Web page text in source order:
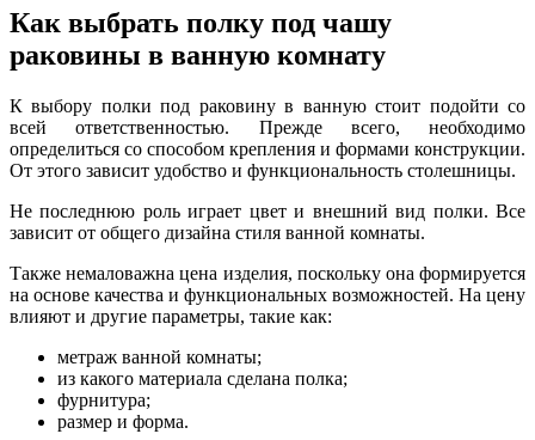
Как выбрать полку под чашу
раковины в ванную комнату
К выбору полки под раковину в ванную стоит подойти со
всей ответственностью. Прежде всего, необходимо
определиться со способом крепления и формами конструкции.
От этого зависит удобство и функциональность столешницы.
Не последнюю роль играет цвет и внешний вид полки. Все
зависит от общего дизайна стиля ванной комнаты.
Также немаловажна цена изделия, поскольку она формируется
на основе качества и функциональных возможностей. На цену
влияют и другие параметры, такие как:
метраж ванной комнаты;
из какого материала сделана полка;
фурнитура;
размер и форма.